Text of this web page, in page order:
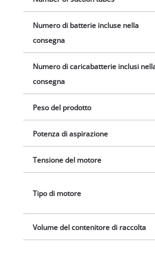
appartengono al passato: per tutti i
X-Change si può utilizzare una sola
caricabatteria. La fornitura si
Numero di batterie incluse nella
consegna
Numero di caricabatterie inclusi
consegna
Peso del prodotto
Potenza di aspirazione
Tensione del motore
Tipo di motore
Volume del contenitore di raccolta